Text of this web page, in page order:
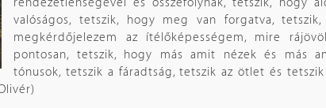
rendezetlenségével és összefolynak, tetszik, hogy
valóságos, tetszik, hogy meg van forgatva,
megkérdőjelezem az ítélőképességem, mire
pontosan, tetszik, hogy más amit nézek és más
tónusok, tetszik a fáradtság, tetszik az ötlet és